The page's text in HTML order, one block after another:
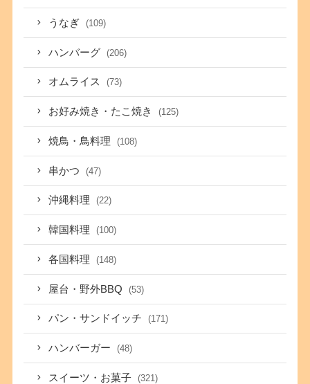
うなぎ (109)
ハンバーグ (206)
オムライス (73)
お好み焼き・たこ焼き (125)
焼鳥・鳥料理 (108)
串かつ (47)
沖縄料理 (22)
韓国料理 (100)
各国料理 (148)
屋台・野外BBQ (53)
パン・サンドイッチ (171)
ハンバーガー (48)
スイーツ・お菓子 (321)